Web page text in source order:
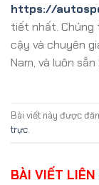
https://
tiết nhất. Chúng
cậy và chuyên
Nam, và luôn
Bài viết này được
trực.
BÀI VIẾT LIÊN